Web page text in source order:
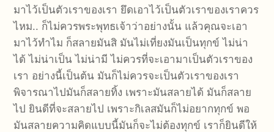
มาไว้เป็นตัวเราของเรา ยึดเอาไว้เป็นตัวเราของเราควร
ไหม.. ก็ไม่ควรพระพุทธเจ้าว่าอย่างนั้น แล้วคุณจะเอา
มาไว้ทำไม ก็สลายมันสิ มันไม่เที่ยงมันเป็นทุกข์ ไม่น่า
ได้ ไม่น่าเป็น ไม่น่ามี ไม่ควรที่จะเอามาเป็นตัวเราของ
เรา อย่างนี้เป็นต้น มันก็ไม่ควรจะเป็นตัวเราของเรา
พิจารณาไปมันก็สลายทิ้ง เพราะมันสลายได้ มันก็สลาย
ไป ยินดีที่จะสลายไป เพราะกิเลสมันก็ไม่อยากทุกข์ พอ
มันสลายความคิดแบบนี้มันก็จะไม่ต้องทุกข์ เราก็ยินดีให้